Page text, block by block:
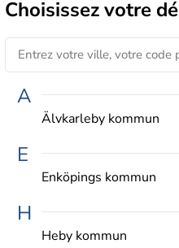
Choisissezvotre
A
Älvkarleby kommun
E
Enköpings kommun
H
Heby kommun